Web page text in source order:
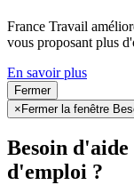
France Travail
vous proposant plus
En savoir plus
Fermer
× Fermer la fenêtre
Besoin
d'emploi ?